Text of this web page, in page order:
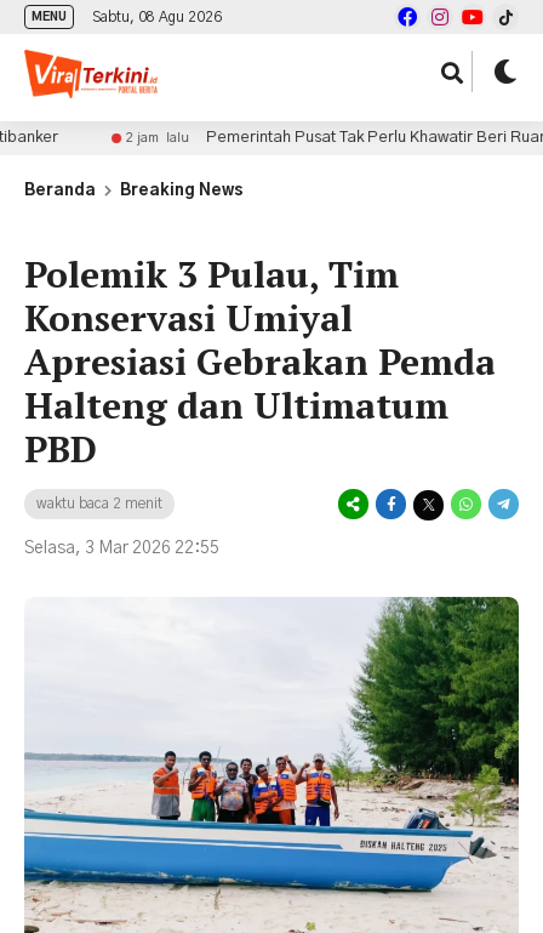
MENU Sabtu, 08 Agu 2026
2 jam lalu Pemerintah Pusat Tak Perlu Khawatir Beri Ruang
Beranda Breaking News
Polemik 3 Pulau, Tim
Konservasi Umiyal
Apresiasi Gebrakan Pemda
Halteng dan Ultimatum
PBD
waktu baca 2 menit
Selasa, 3 Mar 2026 22:55